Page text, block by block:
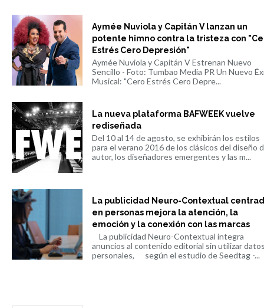
Aymée Nuviola y Capitán V lanzan un
potente himno contra la tristeza con
Estrés Cero Depresión"
Aymée Nuviola y Capitán V Estrenan Nuevo
Sencillo - Foto: Tumbao Media PR Un Nuevo
Musical: "Cero Estrés Cero Depre...
La nueva plataforma BAFWEEK vuelve
rediseñada
Del 10 al 14 de agosto, se exhibirán los estilos
para el verano 2016 de los clásicos del diseño
autor, los diseñadores emergentes y las m...
La publicidad Neuro-Contextual
en personas mejora la atención, la
emoción y la conexión con las marcas
La publicidad Neuro-Contextual integra
anuncios al contenido editorial sin utilizar
personales, según el estudio de Seedtag -...